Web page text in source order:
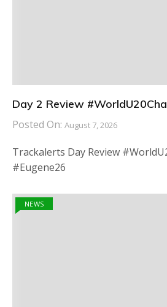
Day 2 Review
Posted On: August 7, 2026
Trackalerts Day Review
#Eugene26
NEWS